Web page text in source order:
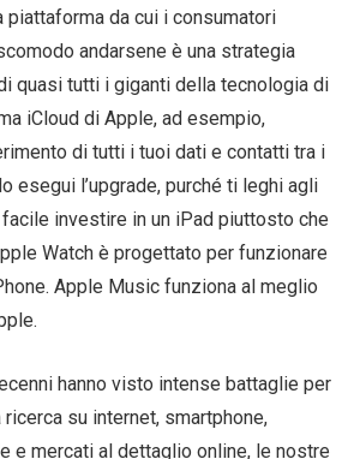
piattaforma da cui i consumatori
andarsene è una strategia
quasi tutti i giganti della tecnologia di
iCloud di Apple, ad esempio,
di tutti i tuoi dati e contatti tra i
esegui l’upgrade, purché ti leghi agli
facile investire in un iPad piuttosto che
Watch è progettato per funzionare
Apple Music funziona al meglio
hanno visto intense battaglie per
su internet, smartphone,
e mercati al dettaglio online, le nostre